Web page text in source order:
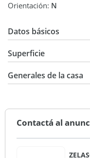
Orientación: N
Datos básicos
$ 1.000.000
Superficie
430
Generales de la casa
Contactá al